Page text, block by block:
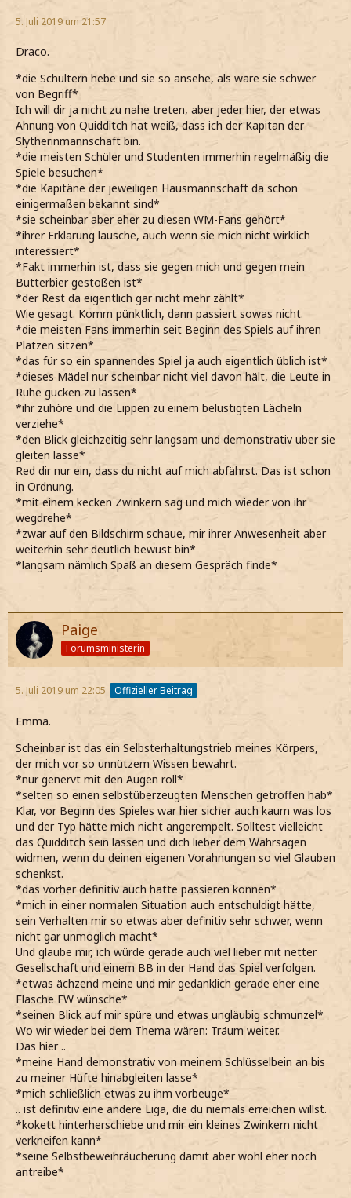
5. Juli 2019 um 21:57
Draco.
*die Schultern hebe und sie so ansehe, als wäre sie schwer
von Begriff*
Ich will dir ja nicht zu nahe treten, aber jeder hier, der etwas
Ahnung von Quidditch hat weiß, dass ich der Kapitän der
Slytherinmannschaft bin.
*die meisten Schüler und Studenten immerhin regelmäßig die
Spiele besuchen*
*die Kapitäne der jeweiligen Hausmannschaft da schon
einigermaßen bekannt sind*
*sie scheinbar aber eher zu diesen WM-Fans gehört*
*ihrer Erklärung lausche, auch wenn sie mich nicht wirklich
interessiert*
*Fakt immerhin ist, dass sie gegen mich und gegen mein
Butterbier gestoßen ist*
*der Rest da eigentlich gar nicht mehr zählt*
Wie gesagt. Komm pünktlich, dann passiert sowas nicht.
*die meisten Fans immerhin seit Beginn des Spiels auf ihren
Plätzen sitzen*
*das für so ein spannendes Spiel ja auch eigentlich üblich ist*
*dieses Mädel nur scheinbar nicht viel davon hält, die Leute in
Ruhe gucken zu lassen*
*ihr zuhöre und die Lippen zu einem belustigten Lächeln
verziehe*
*den Blick gleichzeitig sehr langsam und demonstrativ über sie
gleiten lasse*
Red dir nur ein, dass du nicht auf mich abfährst. Das ist schon
in Ordnung.
*mit einem kecken Zwinkern sag und mich wieder von ihr
wegdrehe*
*zwar auf den Bildschirm schaue, mir ihrer Anwesenheit aber
weiterhin sehr deutlich bewust bin*
*langsam nämlich Spaß an diesem Gespräch finde*
Paige
Forumsministerin
5. Juli 2019 um 22:05 Offizieller Beitrag
Emma.
Scheinbar ist das ein Selbsterhaltungstrieb meines Körpers,
der mich vor so unnützem Wissen bewahrt.
*nur genervt mit den Augen roll*
*selten so einen selbstüberzeugten Menschen getroffen hab*
Klar, vor Beginn des Spieles war hier sicher auch kaum was los
und der Typ hätte mich nicht angerempelt. Solltest vielleicht
das Quidditch sein lassen und dich lieber dem Wahrsagen
widmen, wenn du deinen eigenen Vorahnungen so viel Glauben
schenkst.
*das vorher definitiv auch hätte passieren können*
*mich in einer normalen Situation auch entschuldigt hätte,
sein Verhalten mir so etwas aber definitiv sehr schwer, wenn
nicht gar unmöglich macht*
Und glaube mir, ich würde gerade auch viel lieber mit netter
Gesellschaft und einem BB in der Hand das Spiel verfolgen.
*etwas ächzend meine und mir gedanklich gerade eher eine
Flasche FW wünsche*
*seinen Blick auf mir spüre und etwas ungläubig schmunzel*
Wo wir wieder bei dem Thema wären: Träum weiter.
Das hier ..
*meine Hand demonstrativ von meinem Schlüsselbein an bis
zu meiner Hüfte hinabgleiten lasse*
*mich schließlich etwas zu ihm vorbeuge*
.. ist definitiv eine andere Liga, die du niemals erreichen willst.
*kokett hinterherschiebe und mir ein kleines Zwinkern nicht
verkneifen kann*
*seine Selbstbeweihräucherung damit aber wohl eher noch
antreibe*